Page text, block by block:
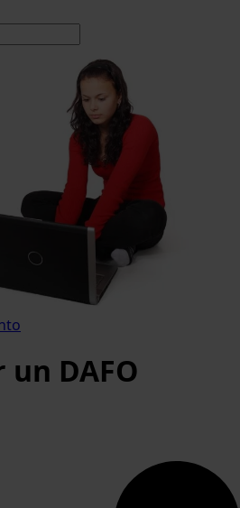
un DAFO